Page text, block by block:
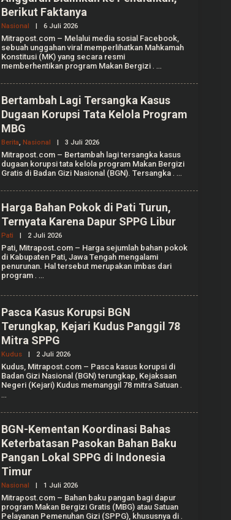
S
S
U
T
R
I
Berikut Faktanya
Nasional 6 Juli 2026O
L
E
H
A
U
I
A
A
N
I
A
P
U
T
I
Mitrapost.com – Melalui media sosial Facebook,
sebuah unggahan viral memperlihatkan Mahkamah
Konstitusi (MK) yang secara resmi
memberhentikan program Makan Bergizi .
Bertambah Lagi Tersangka Kasus
Dugaan Korupsi Tata Kelola Program
MBG
Berita, Nasional 3 Juli 2026O
L
E
H
A
Y
A
G
S
T
Mitrapost.com – Bertambah lagi tersangka kasus
dugaan korupsi tata kelola program Makan Bergizi
Gratis di Badan Gizi Nasional (BGN). Tersangka .
Harga Bahan Pokok di Pati Turun,
Ternyata Karena Dapur SPPG Libur
Pati 2 Juli 2026O
E
H
I
A
W
I
J
Pati, Mitrapost.com – Harga sejumlah bahan pokok
di Kabupaten Pati, Jawa Tengah mengalami
penurunan. Hal tersebut merupakan imbas dari
program .
Pasca Kasus Korupsi BGN
Terungkap, Kejari Kudus Panggil 78
Mitra SPPG
Kudus 2 Juli 2026O
E
H
A
I
N
K
A
L
E
N
Kudus, Mitrapost.com – Pasca kasus korupsi di
Badan Gizi Nasional (BGN) terungkap, Kejaksaan
Negeri (Kejari) Kudus memanggil 78 mitra Satuan .
BGN-Kementan Koordinasi Bahas
Keterbatasan Pasokan Bahan Baku
Pangan Lokal SPPG di Indonesia
Timur
Nasional 1 Juli 2026O
E
H
Mitrapost.com – Bahan baku pangan bagi dapur
program Makan Bergizi Gratis (MBG) atau Satuan
Pelayanan Pemenuhan Gizi (SPPG), khususnya di .